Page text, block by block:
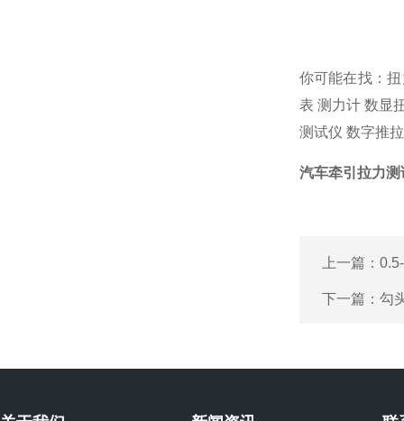
你可能在找：
表 测力计 数显
测试仪 数字推
汽车牵引拉力
上一篇：
下一篇： 勾